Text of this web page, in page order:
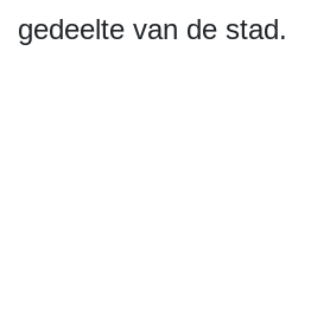
gedeelte van de stad.